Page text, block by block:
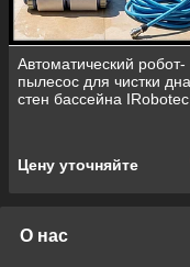
Автоматический робот-
пылесос для чистки
стен бассейна IRobotec
Цену уточняйте
О нас